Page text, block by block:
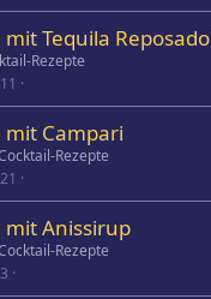
mit Tequila Reposado
Rezepte
11
mit Campari
Rezepte
21
mit Anissirup
Rezepte
3